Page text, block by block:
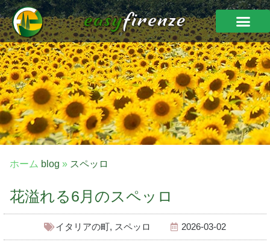
ホーム blog » スペッロ
花溢れる6月のスペッロ
イタリアの町, スペッロ 2026-03-02